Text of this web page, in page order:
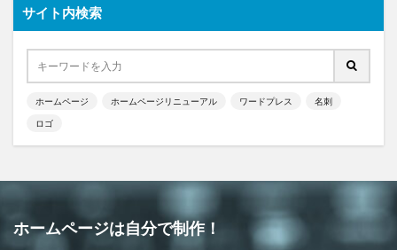
サイト内検索
ホームページ ホームページリニューアル ワードプレス 名刺
ロゴ
ホームページは自分で制作！